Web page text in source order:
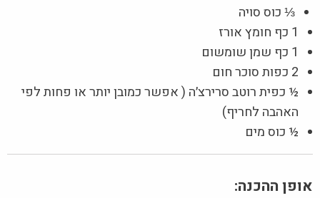
⅓ כוס סויה
1 כף חומץ אורז
1 כף שמן שומשום
2 כפות סוכר חום
½ כפית רוטב סרירצ׳ה ( אפשר כמובן יותר או פחות לפי
האהבה לחריף)
½ כוס מים
אופן ההכנה: